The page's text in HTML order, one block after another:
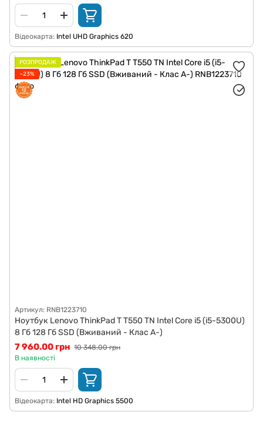
Відеокарта Intel UHD Graphics 620
РОЗПРОДАЖ
−23%
Артикул: RNB1223710
Ноутбук Lenovo ThinkPad T T550 TN Intel Core i5 (i5-5300U)
8 Гб 128 Гб SSD (Вживаний - Клас A-)
7 960.00 грн 10 348.00 грн
В наявності
Відеокарта Intel HD Graphics 5500